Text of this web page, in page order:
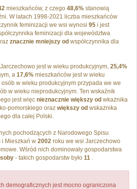
mieszkańców, z czego 48,6% stanowią
W latach 1998-2021 liczba mieszkańców
feminizacji we wsi wynosi 95 i jest
feminizacji dla województwa
znacznie mniejszy od współczynnika dla
jest w wieku produkcyjnym, 25,4%
a 17,6% mieszkańców jest w wieku
w wieku produkcyjnym przypada we we
w wieku nieprodukcyjnym. Ten wskaźnik
jest więc nieznacznie większy od wkażnika
pomorskiego oraz większy od wskażnika
dla całej Polski.
pochodzących z Narodowego Spisu
i Mieszkań w 2002 roku we wsi Jarczechowo
Wśród nich dominowały gospodarstwa
- takich gospodarstw było 11 .
demograficznych jest mocno ograniczona